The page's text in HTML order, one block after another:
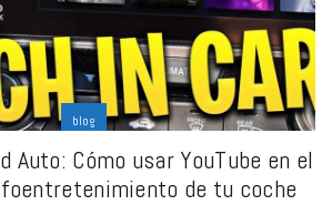
blog
Auto: Cómo usar YouTube en el
de tu coche